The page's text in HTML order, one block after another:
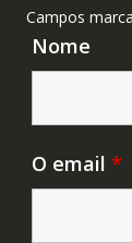
Campos
Nome
O email *